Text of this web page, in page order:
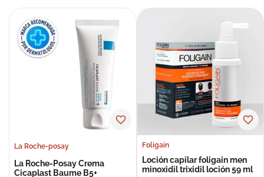
La Roche-posay
La Roche-Posay Crema
Cicaplast Baume B5+
Foligain
Loción capilar foligain men
minoxidil trixidil loción 59 ml